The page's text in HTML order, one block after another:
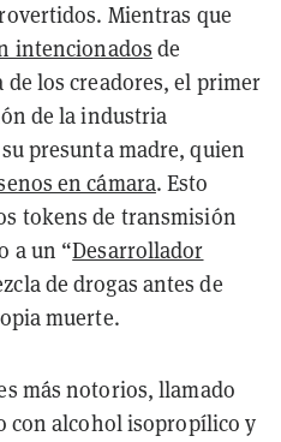
Mientras que
intencionados de
los creadores, el primer
de la industria
presunta madre, quien
en cámara. Esto
tokens de transmisión
a un “Desarrollador
de drogas antes de
muerte.
más notorios, llamado
con alcohol isopropílico y